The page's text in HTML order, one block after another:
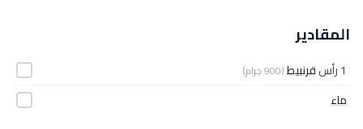
المقادير
1 رأس قرنبيط(900 جرام)
ماء